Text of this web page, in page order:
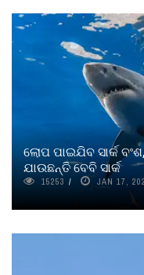
ଲୋପ ପାଇଯିବ ସାର୍କ
ଯାଉଛନ୍ତି ବେବି ସାର୍କ
15253 JAN 17,